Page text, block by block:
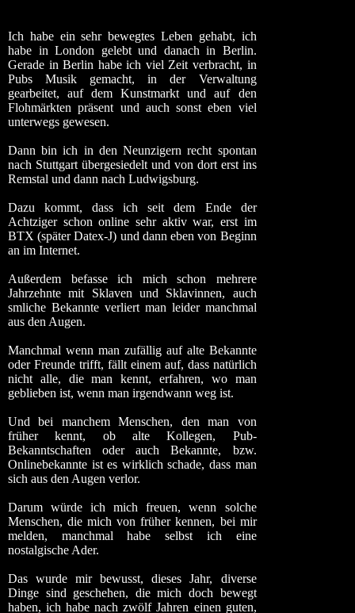
Ich habe ein sehr bewegtes Leben gehabt, ich
habe in London gelebt und danach in Berlin.
Gerade in Berlin habe ich viel Zeit verbracht, in
Pubs Musik gemacht, in der Verwaltung
gearbeitet, auf dem Kunstmarkt und auf den
Flohmärkten präsent und auch sonst eben viel
unterwegs gewesen.
Dann bin ich in den Neunzigern recht spontan
nach Stuttgart übergesiedelt und von dort erst ins
Remstal und dann nach Ludwigsburg.
Dazu kommt, dass ich seit dem Ende der
Achtziger schon online sehr aktiv war, erst im
BTX (später Datex-J) und dann eben von Beginn
an im Internet.
Außerdem befasse ich mich schon mehrere
Jahrzehnte mit Sklaven und Sklavinnen, auch
smliche Bekannte verliert man leider manchmal
aus den Augen.
Manchmal wenn man zufällig auf alte Bekannte
oder Freunde trifft, fällt einem auf, dass natürlich
nicht alle, die man kennt, erfahren, wo man
geblieben ist, wenn man irgendwann weg ist.
Und bei manchem Menschen, den man von
früher kennt, ob alte Kollegen, Pub-
Bekanntschaften oder auch Bekannte, bzw.
Onlinebekannte ist es wirklich schade, dass man
sich aus den Augen verlor.
Darum würde ich mich freuen, wenn solche
Menschen, die mich von früher kennen, bei mir
melden, manchmal habe selbst ich eine
nostalgische Ader.
Das wurde mir bewusst, dieses Jahr, diverse
Dinge sind geschehen, die mich doch bewegt
haben, ich habe nach zwölf Jahren einen guten,